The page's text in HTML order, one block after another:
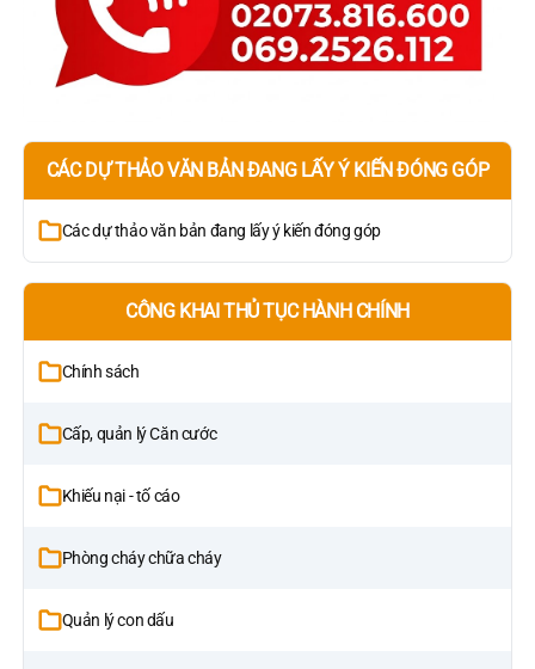
CÁC DỰ THẢO VĂN BẢN ĐANG LẤY Ý KIẾN ĐÓNG GÓP
Các dự thảo văn bản đang lấy ý kiến đóng góp
CÔNG KHAI THỦ TỤC HÀNH CHÍNH
Chính sách
Cấp, quản lý Căn cước
Khiếu nại - tố cáo
Phòng cháy chữa cháy
Quản lý con dấu